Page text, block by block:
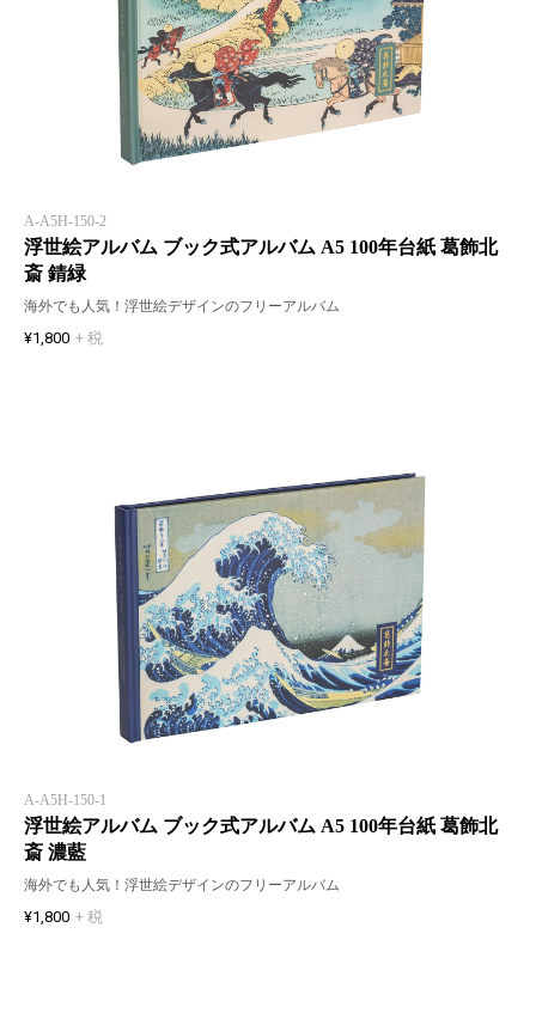
A-A5H-150-2
浮世絵アルバム ブック式アルバム A5 100年台紙 葛飾北
斎 錆緑
海外でも人気！浮世絵デザインのフリーアルバム
¥1,800 + 税
A-A5H-150-1
浮世絵アルバム ブック式アルバム A5 100年台紙 葛飾北
斎 濃藍
海外でも人気！浮世絵デザインのフリーアルバム
¥1,800 + 税